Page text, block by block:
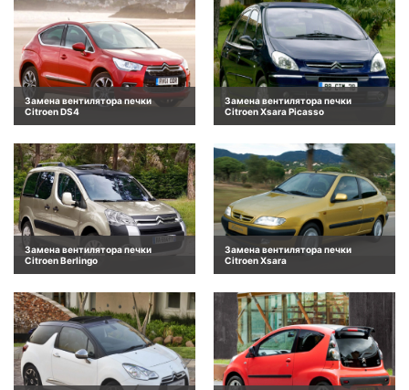
Замена вентилятора печки
Citroen DS4
Замена вентилятора печки
Citroen Xsara Picasso
Замена вентилятора печки
Citroen Berlingo
Замена вентилятора печки
Citroen Xsara